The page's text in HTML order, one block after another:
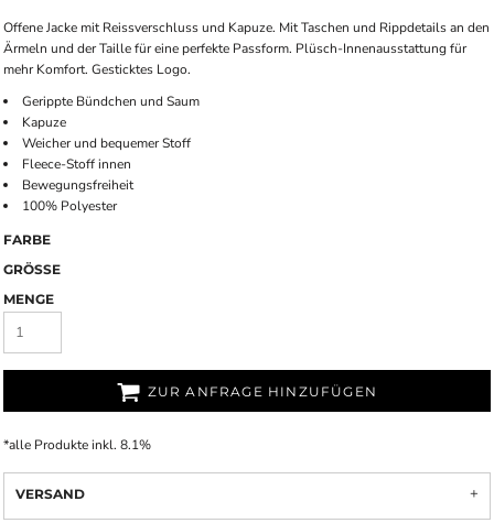
Offene Jacke mit Reissverschluss und Kapuze. Mit Taschen und Rippdetails an den
Ärmeln und der Taille für eine perfekte Passform. Plüsch-Innenausstattung für
mehr Komfort. Gesticktes Logo.
Gerippte Bündchen und Saum
Kapuze
Weicher und bequemer Stoff
Fleece-Stoff innen
Bewegungsfreiheit
100% Polyester
FARBE
GRÖSSE
MENGE
ZUR ANFRAGE HINZUFÜGEN
*alle Produkte inkl. 8.1%
VERSAND